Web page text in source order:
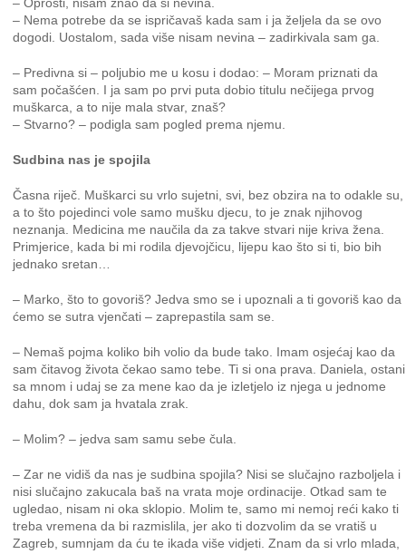
– Nema potrebe da se ispričavaš kada sam i ja željela da se ovo
dogodi. Uostalom, sada više nisam nevina – zadirkivala sam ga.
– Predivna si – poljubio me u kosu i dodao: – Moram priznati da
sam počašćen. I ja sam po prvi puta dobio titulu nečijega prvog
muškarca, a to nije mala stvar, znaš?
– Stvarno? – podigla sam pogled prema njemu.
Sudbina nas je spojila
Časna riječ. Muškarci su vrlo sujetni, svi, bez obzira na to odakle su,
a to što pojedinci vole samo mušku djecu, to je znak njihovog
neznanja. Medicina me naučila da za takve stvari nije kriva žena.
Primjerice, kada bi mi rodila djevojčicu, lijepu kao što si ti, bio bih
jednako sretan…
– Marko, što to govoriš? Jedva smo se i upoznali a ti govoriš kao da
ćemo se sutra vjenčati – zaprepastila sam se.
– Nemaš pojma koliko bih volio da bude tako. Imam osjećaj kao da
sam čitavog života čekao samo tebe. Ti si ona prava. Daniela, ostani
sa mnom i udaj se za mene kao da je izletjelo iz njega u jednome
dahu, dok sam ja hvatala zrak.
– Molim? – jedva sam samu sebe čula.
– Zar ne vidiš da nas je sudbina spojila? Nisi se slučajno razboljela i
nisi slučajno zakucala baš na vrata moje ordinacije. Otkad sam te
ugledao, nisam ni oka sklopio. Molim te, samo mi nemoj reći kako ti
treba vremena da bi razmislila, jer ako ti dozvolim da se vratiš u
Zagreb, sumnjam da ću te ikada više vidjeti. Znam da si vrlo mlada,